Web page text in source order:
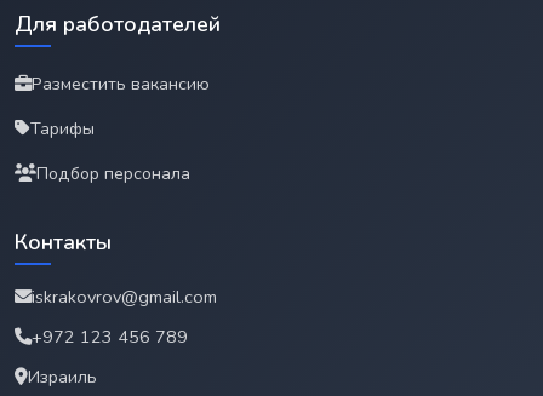
Для работодателей
Разместить вакансию
Тарифы
Подбор персонала
Контакты
iskrakovrov@gmail.com
+972 123 456 789
Израиль